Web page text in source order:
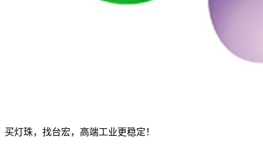
买灯珠，找台宏，高端工业更稳定！